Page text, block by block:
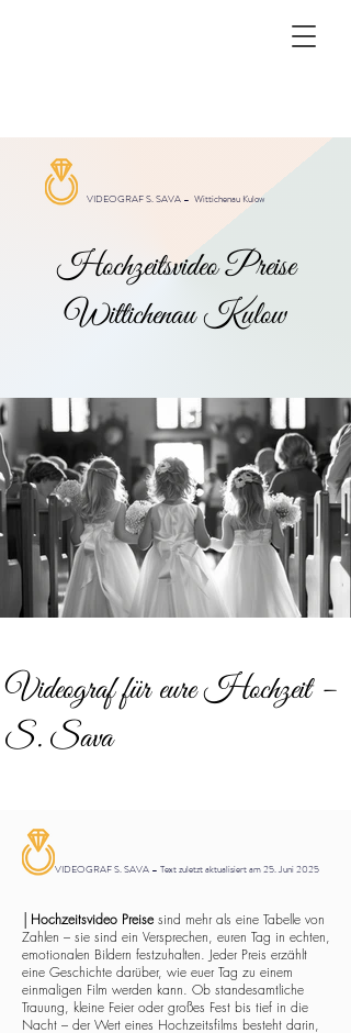
VIDEOGRAF S. SAVA – Wittichenau Kulow
Hochzeitsvideo Preise
Wittichenau Kulow
Videograf für eure Hochzeit –
S. Sava
VIDEOGRAF S. SAVA – Text zuletzt aktualisiert am 25. Juni 2025
Hochzeitsvideo Preisesind mehr als eine Tabelle von
Zahlen – sie sind ein Versprechen, euren Tag in echten,
emotionalen Bildern festzuhalten. Jeder Preis erzählt
eine Geschichte darüber, wie euer Tag zu einem
einmaligen Film werden kann. Ob standesamtliche
Trauung, kleine Feier oder großes Fest bis tief in die
Nacht – der Wert eines Hochzeitsfilms besteht darin,